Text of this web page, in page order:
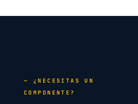
— ¿NECESITAS UN
COMPONENTE?